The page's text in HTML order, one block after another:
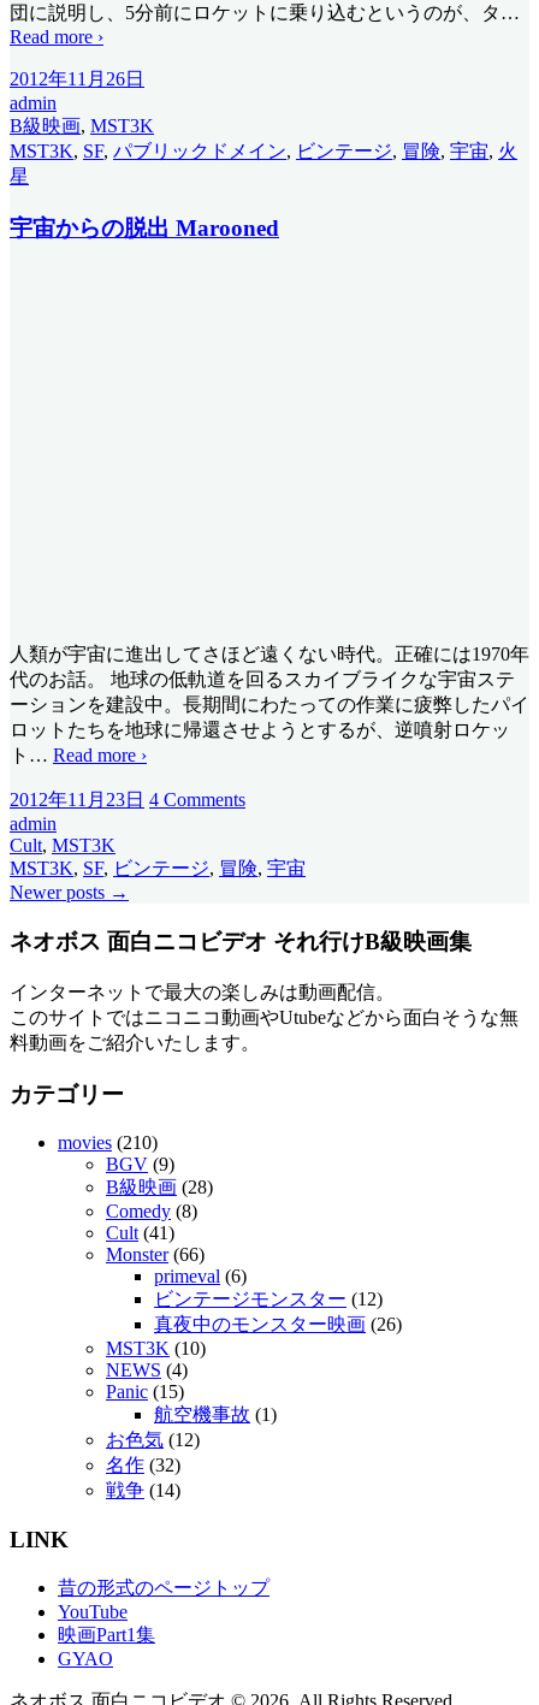
団に説明し、5分前にロケットに乗り込むというのが、タ…
Read more ›
2012年11月26日
admin
B級映画, MST3K
MST3K, SF, パブリックドメイン, ビンテージ, 冒険, 宇宙, 火
星
宇宙からの脱出 Marooned
人類が宇宙に進出してさほど遠くない時代。正確には1970年
代のお話。 地球の低軌道を回るスカイブライクな宇宙ステ
ーションを建設中。長期間にわたっての作業に疲弊したパイ
ロットたちを地球に帰還させようとするが、逆噴射ロケッ
ト … Read more ›
2012年11月23日 4 Comments
admin
Cult, MST3K
MST3K, SF, ビンテージ, 冒険, 宇宙
Newer posts →
ネオボス 面白ニコビデオ それ行けB級映画集
インターネットで最大の楽しみは動画配信。
このサイトではニコニコ動画やUtubeなどから面白そうな無
料動画をご紹介いたします。
カテゴリー
movies (210)
BGV (9)
B級映画 (28)
Comedy (8)
Cult (41)
Monster(66)
primeval (6)
ビンテージモンスター (12)
真夜中のモンスター映画 (26)
MST3K (10)
NEWS (4)
Panic (15)
航空機事故 (1)
お色気 (12)
名作 (32)
戦争 (14)
LINK
昔の形式のページトップ
YouTube
映画Part1集
GYAO
ネオボス 面白ニコビデオ © 2026. All Rights Reserved.